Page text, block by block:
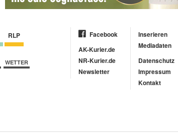
RLP
WETTER
Facebook
AK-Kurier.de
NR-Kurier.de
Newsletter
Inserieren
Mediadaten
Datenschutz
Impressum
Kontakt